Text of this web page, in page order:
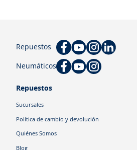
Repuestos
Neumáticos
Repuestos
Sucursales
Política de cambio y devolución
Quiénes Somos
Blog